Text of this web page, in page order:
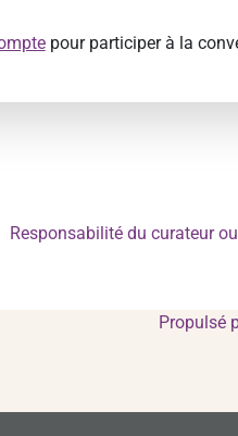
pour participer à la
Responsabilité du curateur
Propulsé